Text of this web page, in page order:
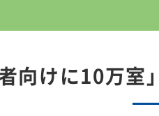
向けに10万室